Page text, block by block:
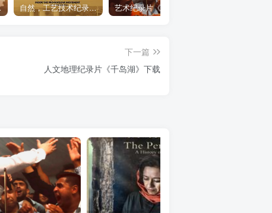
下载 自然，工艺技术纪录片《原子能的希望 Atomic Hope – Inside the Pro-Nuclear Movement》下载
下一篇
人文地理纪录片《千岛湖》下载